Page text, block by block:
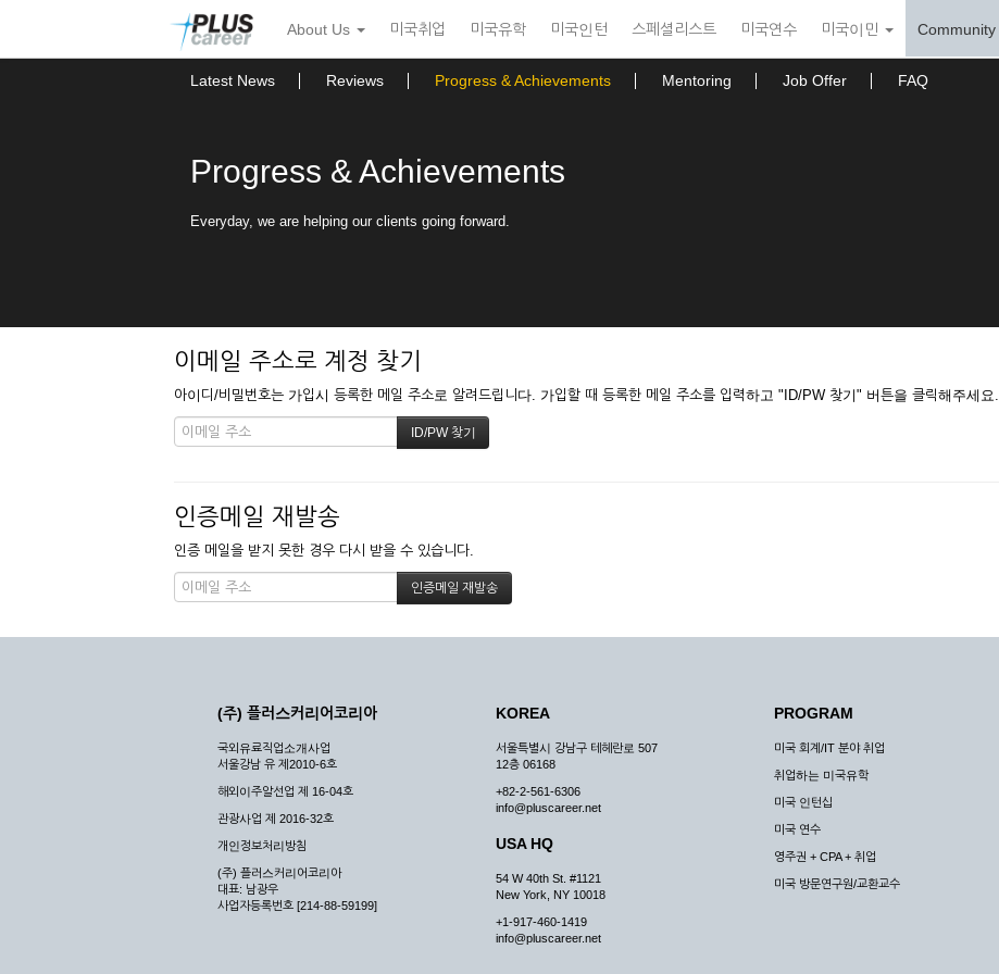
뉴
토
About Us 미국취업 미국유학 미국인턴 스페셜리스트 미국연수 미국이민 Community
Latest News Reviews Progress & Achievements Mentoring Job Offer FAQ
Progress & Achievements
Everyday, we are helping our clients going forward.
이메일 주소로 계정 찾기
아이디/비밀번호는 가입시 등록한 메일 주소로 알려드립니다. 가입할 때 등록한 메일 주소를 입력하고 "ID/PW 찾기" 버튼을 클릭해주세요.
인증메일 재발송
인증 메일을 받지 못한 경우 다시 받을 수 있습니다.
(주) 플러스커리어코리아
국외유료직업소개사업
서울강남 유 제2010-6호
해외이주알선업 제 16-04호
관광사업 제 2016-32호
개인정보처리방침
(주) 플러스커리어코리아
대표: 남광우
사업자등록번호 [214-88-59199]
KOREA
서울특별시 강남구 테헤란로 507
12층 06168
+82-2-561-6306
info@pluscareer.net
USA HQ
54 W 40th St. #1121
New York, NY 10018
+1-917-460-1419
info@pluscareer.net
PROGRAM
미국 회계/IT 분야 취업
취업하는 미국유학
미국 인턴십
미국 연수
영주권 + CPA + 취업
미국 방문연구원/교환교수